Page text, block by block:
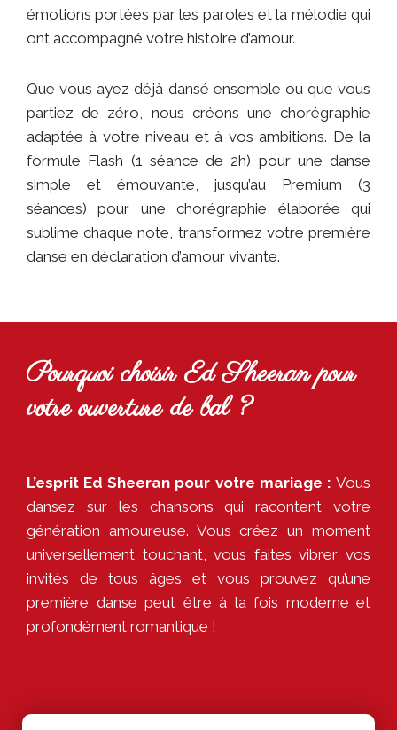
émotions portées par les paroles et la mélodie qui
ont accompagné votre histoire d’amour.
Que vous ayez déjà dansé ensemble ou que vous
partiez de zéro, nous créons une chorégraphie
adaptée à votre niveau et à vos ambitions. De la
formule Flash (1 séance de 2h) pour une danse
simple et émouvante, jusqu’au Premium (3
séances) pour une chorégraphie élaborée qui
sublime chaque note, transformez votre première
danse en déclaration d’amour vivante.
Pourquoi choisir Ed Sheeran pour
votre ouverture de bal ?
L’esprit Ed Sheeran pour votre mariage : Vous
dansez sur les chansons qui racontent votre
génération amoureuse. Vous créez un moment
universellement touchant, vous faites vibrer vos
invités de tous âges et vous prouvez qu’une
première danse peut être à la fois moderne et
profondément romantique !